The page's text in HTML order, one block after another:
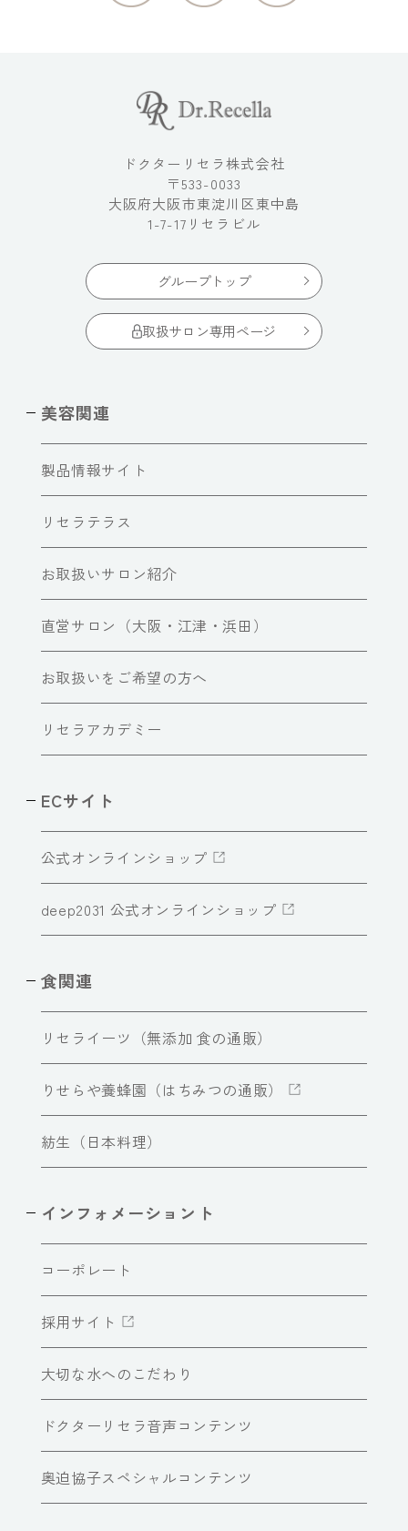
ドクターリセラ株式会社
〒533-0033
大阪府大阪市東淀川区東中島
1-7-17リセラビル
グループトップ
取扱サロン専用ページ
美容関連
製品情報サイト
リセラテラス
お取扱いサロン紹介
直営サロン（大阪・江津・浜田）
お取扱いをご希望の方へ
リセラアカデミー
ECサイト
公式オンラインショップ
deep2031 公式オンラインショップ
食関連
リセライーツ（無添加 食の通販）
りせらや養蜂園（はちみつの通販）
紡生（日本料理）
インフォメーショント
コーポレート
採用サイト
大切な水へのこだわり
ドクターリセラ音声コンテンツ
奥迫協子スペシャルコンテンツ